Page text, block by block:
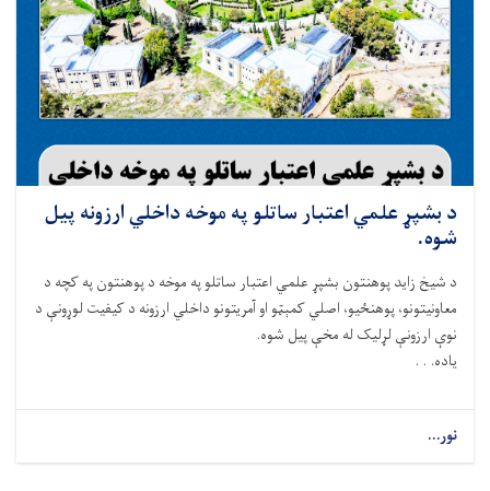
د بشپړ علمي اعتبار ساتلو په موخه داخلي ارزونه پیل
شوه.
د شيخ زايد پوهنتون بشپړ علمي اعتبار ساتلو په موخه د پوهنتون په کچه د
معاونيتونو، پوهنځیو، اصلي کمېټو او آمريتونو داخلي ارزونه د کيفيت لوړونې د
نوې ارزونې لړلیک له مخې پیل شوه.
ياده. . .
نور...